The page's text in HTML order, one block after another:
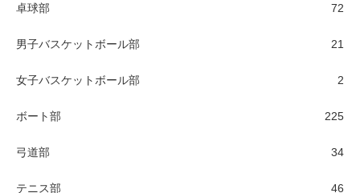
卓球部 72
男子バスケットボール部 21
女子バスケットボール部 2
ボート部 225
弓道部 34
テニス部 46